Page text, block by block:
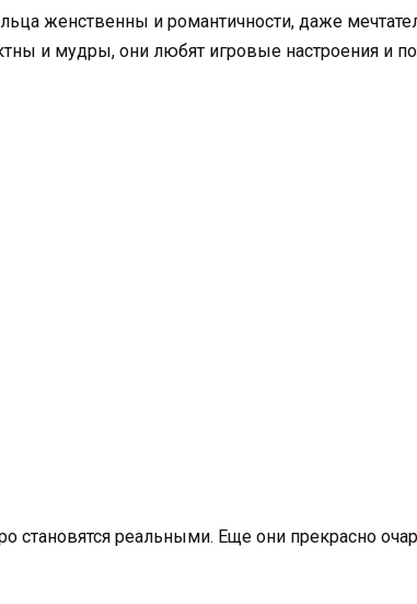
женственны и романтичности, даже
и мудры, они любят игровые настроения и
становятся реальными. Еще они прекрасно